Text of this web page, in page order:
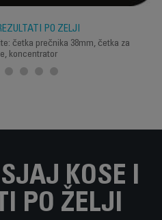
PO ŽELJI
četka prečnika 38mm, četka za
koncentrator
KOSE I
PO ŽELJI